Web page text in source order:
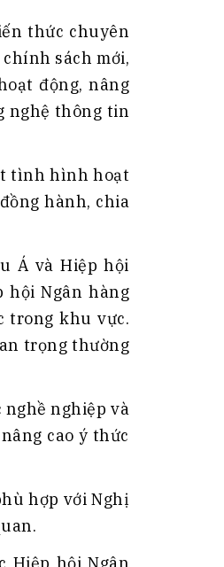
thức chuyên
sách mới,
động, nâng
nghệ thông tin
tình hình hoạt
hành, chia
Á và Hiệp hội
hội Ngân hàng
trong khu vực.
trọng thường
nghề nghiệp và
cao ý thức
hợp với Nghị